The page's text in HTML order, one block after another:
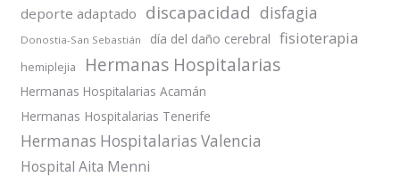
deporte adaptado discapacidad disfagia
Donostia-San Sebastián día del daño cerebral fisioterapia
hemiplejia Hermanas Hospitalarias
Hermanas Hospitalarias Acamán
Hermanas Hospitalarias Tenerife
Hermanas Hospitalarias Valencia
Hospital Aita Menni